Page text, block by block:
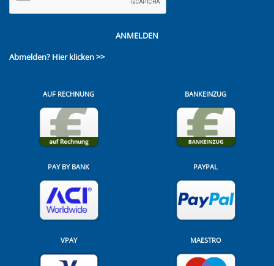
ANMELDEN
Abmelden? Hier klicken >>
AUF RECHNUNG BANKEINZUG
PAY BY BANK PAYPAL
VPAY MAESTRO